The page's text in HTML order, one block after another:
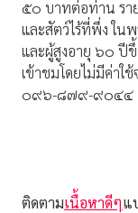
๕๐ บาทต่อท่าน ร
และสัตว์ไร้ที่พึ่ง ใน
และผู้สูงอายุ ๖๐ ปีขึ้
เข้าชมโดยไม่มีค่าใ
๐๙๖-๘๗๙-๙๐๔๔
ติดตามเนื้อหาดีๆแ